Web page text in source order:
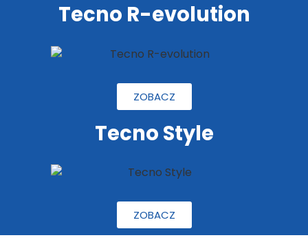
Tecno R-evolution
ZOBACZ
Tecno Style
ZOBACZ